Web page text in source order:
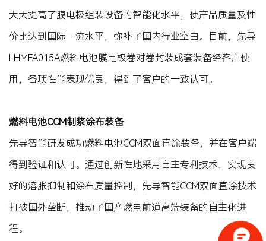
大大提高了膜电极组装设备的智能化水平，使产品质量及性
价比达到国际一流水平，弥补了国内行业空白。目前，先导
LHMFA015A燃料电池膜电极卷对卷封装成套装备经客户使
用，各项性能表现优良，得到了客户的一致认可。
燃料电池CCM制浆涂布装备
先导智能研发成功燃料电池CCM双面直涂装备，并在客户端
得到验证和认可。通过创新性地采用自主专利技术，实现良
好的溶胀抑制和涂布质量控制，先导智能CCM双面直涂技术
打破国外垄断，推动了国产燃电前道高端装备的自主化进
程。